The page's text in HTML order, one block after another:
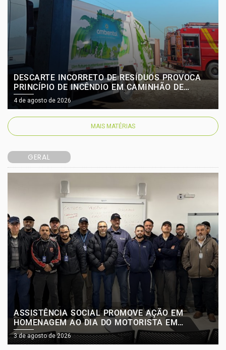
DESCARTE INCORRETO DE RESÍDUOS PROVOCA
PRINCÍPIO DE INCÊNDIO EM CAMINHÃO DE
COLETA E PREFEITURA FAZ UM ALERTA À
POPULAÇÃO
4 de agosto de 2026
MAIS MATÉRIAS
GERAL
ASSISTÊNCIA SOCIAL PROMOVE AÇÃO EM
HOMENAGEM AO DIA DO MOTORISTA EM
PARCERIA COM O SEST/SENAT
3 de agosto de 2026